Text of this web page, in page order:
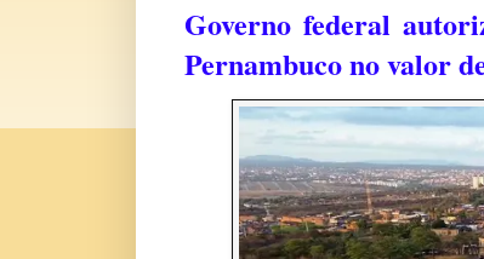
Governo federal
Pernambuco no valor